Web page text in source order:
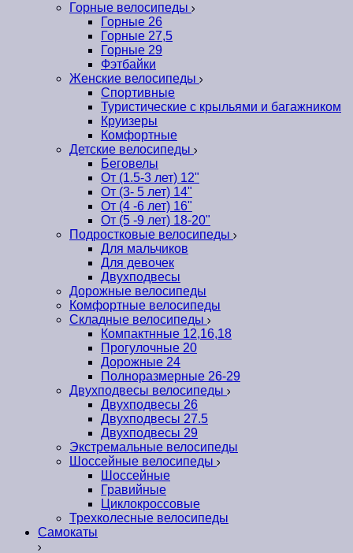
Горные велосипеды
Горные 26
Горные 27,5
Горные 29
Фэтбайки
Женские велосипеды
Спортивные
Туристические с крыльями и багажником
Круизеры
Комфортные
Детские велосипеды
Беговелы
От (1.5-3 лет) 12"
От (3- 5 лет) 14"
От (4 -6 лет) 16"
От (5 -9 лет) 18-20"
Подростковые велосипеды
Для мальчиков
Для девочек
Двухподвесы
Дорожные велосипеды
Комфортные велосипеды
Складные велосипеды
Компактнные 12,16,18
Прогулочные 20
Дорожные 24
Полноразмерные 26-29
Двухподвесы велосипеды
Двухподвесы 26
Двухподвесы 27.5
Двухподвесы 29
Экстремальные велосипеды
Шоссейные велосипеды
Шоссейные
Гравийные
Циклокроссовые
Трехколесные велосипеды
Самокаты